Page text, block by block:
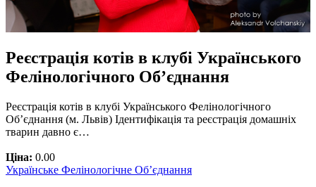
Реєстрація котів в клубі Українського
Фелінологічного Об’єднання
Реєстрація котів в клубі Українського Фелінологічного
Об’єднання (м. Львів) Ідентифікація та реєстрація домашніх
тварин давно є…
Ціна: 0.00
Українське Фелінологічне Об’єднання